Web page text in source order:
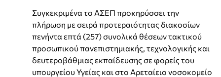
Συγκεκριμένα το ΑΣΕΠ προκηρύσσει την
πλήρωση με σειρά προτεραιότητας διακοσίων
πενήντα επτά (257) συνολικά θέσεων τακτικού
προσωπικού πανεπιστημιακής, τεχνολογικής και
δευτεροβάθμιας εκπαίδευσης σε φορείς του
υπουργείου Υγείας και στο Αρεταίειο νοσοκομείο